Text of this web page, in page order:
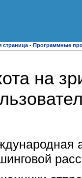
страница - Программные
на